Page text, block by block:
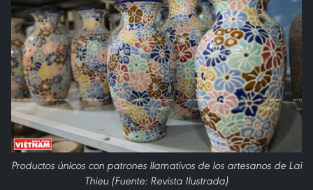
Productos únicos con patrones llamativos de los artesanos de Lai
Thieu (Fuente: Revista Ilustrada)